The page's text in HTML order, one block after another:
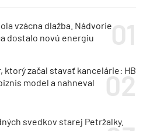
vzácna dlažba. Nádvorie
dostalo novú energiu
ktorý začal stavať kancelárie: HB
model a nahneval
svedkov starej Petržalky.